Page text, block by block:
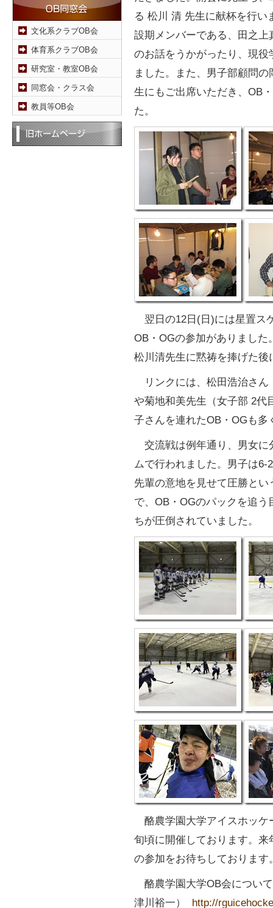
文化系クラブOB会
体育系クラブOB会
研究室・教室OB会
同窓会・クラス会
教員等OB会
る 松川 清 先生に献杯を行
設期メンバーである、田之
のお話をうかがったり、現
ました。また、男子部顧問
生にもご出席いただき、OB
た。
翌日の12日(日)には星置ス
OB・OGの参加がありまし
松川清先生に黙祷を捧げた
リンクには、松田浩治さん
や菊地和美先生（女子部 2代
子さんを連れたOB・OGも
交流戦は例年通り、男女に
ムで行われました。男子は6-
先輩の意地を見せて圧勝と
で、OB・OGのパックを追
ちが圧倒されていました。
酪農学園大学アイスホッケ
旬頃に開催しております。
の参加をお待ちしております
酪農学園大学OB会につい
津川裕一） http://